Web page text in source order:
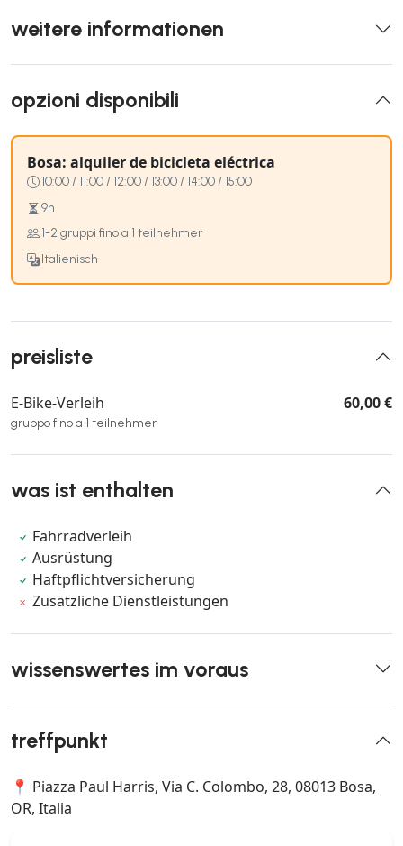
weitere informationen
opzioni disponibili
Bosa: alquiler de bicicleta eléctrica
10:00 / 11:00 / 12:00 / 13:00 / 14:00 / 15:00
9h
1-2 gruppi fino a 1 teilnehmer
Italienisch
preisliste
E-Bike-Verleih
gruppo fino a 1 teilnehmer
60,00 €
was ist enthalten
Fahrradverleih
Ausrüstung
Haftpflichtversicherung
Zusätzliche Dienstleistungen
wissenswertes im voraus
treffpunkt
📍 Piazza Paul Harris, Via C. Colombo, 28, 08013 Bosa,
OR, Italia